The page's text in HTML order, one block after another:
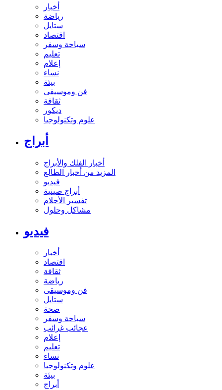
أخبار
رياضة
ستايل
اقتصاد
سياحة وسفر
تعليم
إعلام
نساء
بيئة
فن وموسيقى
ثقافة
ديكور
علوم وتكنولوجيا
أبراج
أخبار الفلك والأبراج
المزيد من أخبار الطالع
فيديو
أبراج صينية
تفسير الأحلام
مشاكل وحلول
فيديو
أخبار
اقتصاد
ثقافة
رياضة
فن وموسيقى
ستايل
صحة
سياحة وسفر
عجائب غرائب
إعلام
تعليم
نساء
علوم وتكنولوجيا
بيئة
أبراج